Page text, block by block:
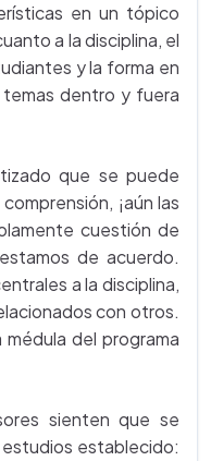
en un tópico
a la disciplina, el
y la forma en
dentro y fuera
que se puede
¡aún las
cuestión de
de acuerdo.
a la disciplina,
con otros.
del programa
sienten que se
establecido: